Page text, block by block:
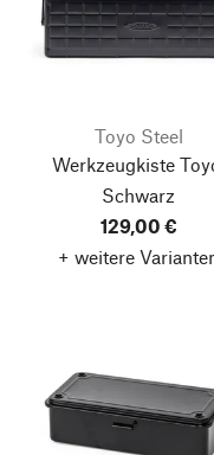
Toyo Steel
Werkzeugkiste
Schwarz
129,00 €
+ weitere